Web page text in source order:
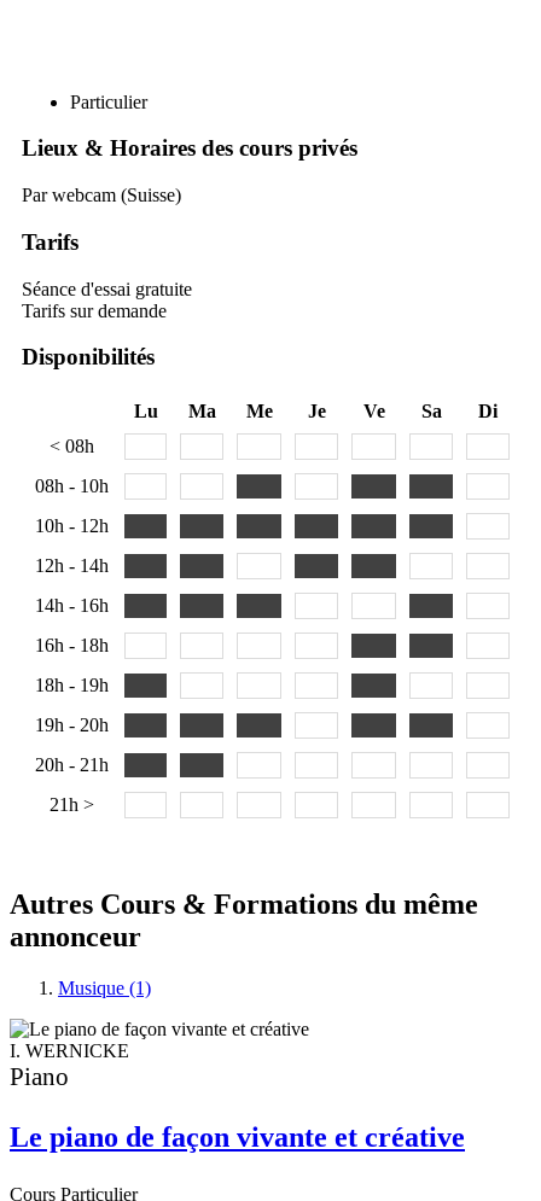
Particulier
Lieux & Horaires des cours privés
Par webcam (Suisse)
Tarifs
Séance d'essai gratuite
Tarifs sur demande
Disponibilités
Lu Ma Me Je Ve Sa
Di
< 08h
08h - 10h
10h - 12h
12h - 14h
14h - 16h
16h - 18h
18h - 19h
19h - 20h
20h - 21h
21h >
Autres Cours & Formations du même
annonceur
Musique (1)
I. WERNICKE
Piano
Le piano de façon vivante et créative
Cours Particulier